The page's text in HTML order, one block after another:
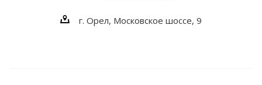
г. Орел, Московское шоссе, 9